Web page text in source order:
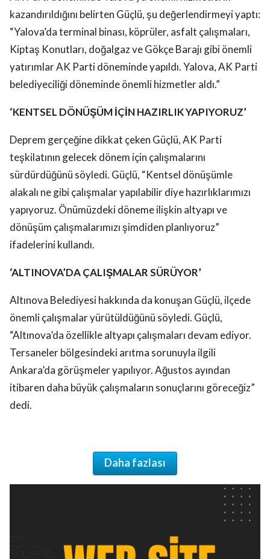
kazandırıldığını belirten Güçlü, şu değerlendirmeyi yaptı:
“Yalova’da terminal binası, köprüler, asfalt çalışmaları,
Kiptaş Konutları, doğalgaz ve Gökçe Barajı gibi önemli
yatırımlar AK Parti döneminde yapıldı. Yalova, AK Parti
belediyeciliği döneminde önemli hizmetler aldı.”
‘KENTSEL DÖNÜŞÜM İÇİN HAZIRLIK YAPIYORUZ’
Deprem gerçeğine dikkat çeken Güçlü, AK Parti
teşkilatının gelecek dönem için çalışmalarını
sürdürdüğünü söyledi. Güçlü, “Kentsel dönüşümle
alakalı ne gibi çalışmalar yapılabilir diye hazırlıklarımızı
yapıyoruz. Önümüzdeki döneme ilişkin altyapı ve
dönüşüm çalışmalarımızı şimdiden planlıyoruz”
ifadelerini kullandı.
‘ALTINOVA’DA ÇALIŞMALAR SÜRÜYOR’
Altınova Belediyesi hakkında da konuşan Güçlü, ilçede
önemli çalışmalar yürütüldüğünü söyledi. Güçlü,
“Altınova’da özellikle altyapı çalışmaları devam ediyor.
Tersaneler bölgesindeki arıtma sorunuyla ilgili
Ankara’da görüşmeler yapılıyor. Ağustos ayından
itibaren daha büyük çalışmaların sonuçlarını göreceğiz”
dedi.
Daha fazlası